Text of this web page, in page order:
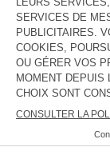
T-SHIRT FEMME
55 €
45 €
DÉBARDEUR
60 €